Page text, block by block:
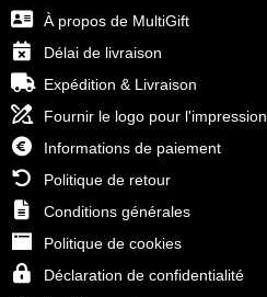
À propos de MultiGift
Délai de livraison
Expédition & Livraison
Fournir le logo pour l'impression
Informations de paiement
Politique de retour
Conditions générales
Politique de cookies
Déclaration de confidentialité